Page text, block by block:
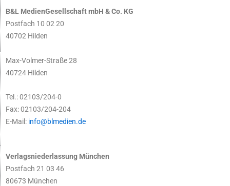
B&L MedienGesellschaft mbH & Co. KG
Postfach 10 02 20
40702 Hilden
Max-Volmer-Straße 28
40724 Hilden
Tel.: 02103/204-0
Fax: 02103/204-204
E-Mail: info@blmedien.de
Verlagsniederlassung München
Postfach 21 03 46
80673 München